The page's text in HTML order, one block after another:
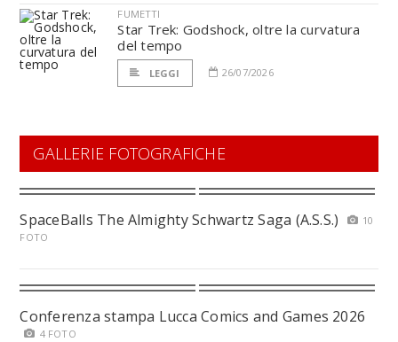
FUMETTI
Star Trek: Godshock, oltre la curvatura
del tempo
LEGGI 26/07/2026
GALLERIE FOTOGRAFICHE
SpaceBalls The Almighty Schwartz Saga (A.S.S.)
10
FOTO
Conferenza stampa Lucca Comics and Games 2026
4 FOTO